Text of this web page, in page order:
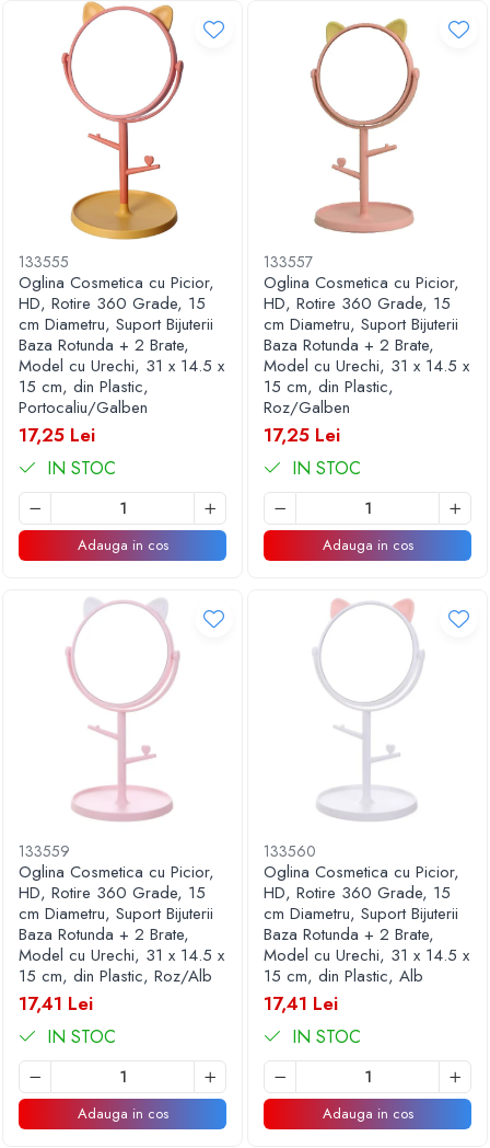
133555
Oglina Cosmetica cu Picior,
HD, Rotire 360 Grade, 15
cm Diametru, Suport Bijuterii
Baza Rotunda + 2 Brate,
Model cu Urechi, 31 x 14.5 x
15 cm, din Plastic,
Portocaliu/Galben
17,25 Lei
IN STOC
Adauga in cos
133557
Oglina Cosmetica cu Picior,
HD, Rotire 360 Grade, 15
cm Diametru, Suport Bijuterii
Baza Rotunda + 2 Brate,
Model cu Urechi, 31 x 14.5 x
15 cm, din Plastic,
Roz/Galben
17,25 Lei
IN STOC
Adauga in cos
133559
Oglina Cosmetica cu Picior,
HD, Rotire 360 Grade, 15
cm Diametru, Suport Bijuterii
Baza Rotunda + 2 Brate,
Model cu Urechi, 31 x 14.5 x
15 cm, din Plastic, Roz/Alb
17,41 Lei
IN STOC
Adauga in cos
133560
Oglina Cosmetica cu Picior,
HD, Rotire 360 Grade, 15
cm Diametru, Suport Bijuterii
Baza Rotunda + 2 Brate,
Model cu Urechi, 31 x 14.5 x
15 cm, din Plastic, Alb
17,41 Lei
IN STOC
Adauga in cos